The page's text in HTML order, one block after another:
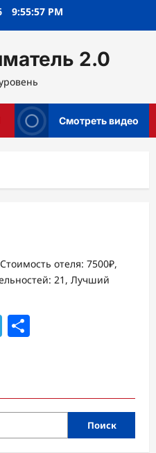
9:55:58 PM
2.0
Смотреть видео
отеля: 7500₽,
21, Лучший
Telegram
Поиск